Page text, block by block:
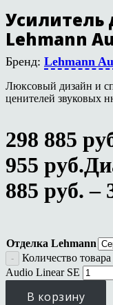
Lehmann
Бренд: Lehmann
Люксовый дизайн и
ценителей звуковых
298 885
955 руб.
885 руб. –
Отделка Lehmann
Количество
Audio Linear SE
В корзину